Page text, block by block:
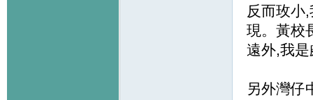
反而玫小
現。黃校
遠外,我
另外灣仔